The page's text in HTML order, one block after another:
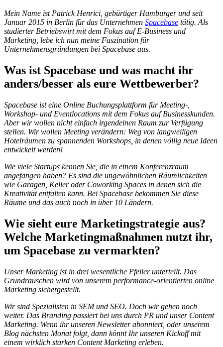
Mein Name ist Patrick Henrici, gebürtiger Hamburger und seit
Januar 2015 in Berlin für das Unternehmen Spacebase tätig. Als
studierter Betriebswirt mit dem Fokus auf E-Business und
Marketing, lebe ich nun meine Faszination für
Unternehmensgründungen bei Spacebase aus.
Was ist Spacebase und was macht ihr
anders/besser als eure Wettbewerber?
Spacebase ist eine Online Buchungsplattform für Meeting-,
Workshop- und Eventlocations mit dem Fokus auf Businesskunden.
Aber wir wollen nicht einfach irgendeinen Raum zur Verfügung
stellen. Wir wollen Meeting verändern: Weg von langweiligen
Hotelräumen zu spannenden Workshops, in denen völlig neue Ideen
entwickelt werden!
Wie viele Startups kennen Sie, die in einem Konferenzraum
angefangen haben? Es sind die ungewöhnlichen Räumlichkeiten
wie Garagen, Keller oder Coworking Spaces in denen sich die
Kreativität entfalten kann. Bei Spacebase bekommen Sie diese
Räume und das auch noch in über 10 Ländern.
Wie sieht eure Marketingstrategie aus?
Welche Marketingmaßnahmen nutzt ihr,
um Spacebase zu vermarkten?
Unser Marketing ist in drei wesentliche Pfeiler unterteilt. Das
Grundrauschen wird von unserem performance-orientierten online
Marketing sichergestellt.
Wir sind Spezialisten in SEM und SEO. Doch wir gehen noch
weiter. Das Branding passiert bei uns durch PR und unser Content
Marketing. Wenn ihr unseren Newsletter abonniert, oder unserem
Blog nächsten Monat folgt, dann könnt Ihr unseren Kickoff mit
einem wirklich starken Content Marketing erleben.